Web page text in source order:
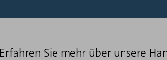
Erfahren Sie mehr über unsere